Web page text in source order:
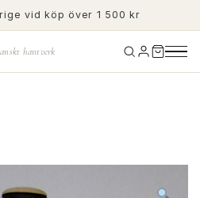
vid köp över 1 500 kr
hantverk